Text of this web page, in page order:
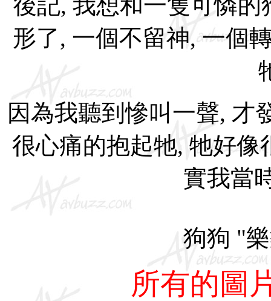
形了, 一個不留神, 一個
因為我聽到慘叫一聲, 才
很心痛的抱起牠, 牠好像
實我當
狗狗 "
所有的圖